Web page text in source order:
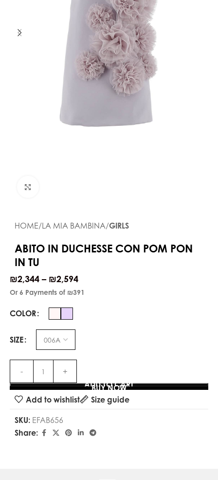
HOME LA MIA BAMBINA GIRLS
ABITO IN DUCHESSE CON POM PON
IN TU
₪2,344 – ₪2,594
Or 6 Payments of ₪391
COLOR
SIZE
ADD TO CART
BUY NOW
Add to wishlist
Size guide
SKU: EFAB656
Share: